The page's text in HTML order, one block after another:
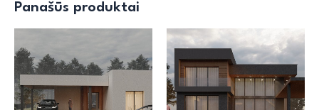
Panašūs produktai